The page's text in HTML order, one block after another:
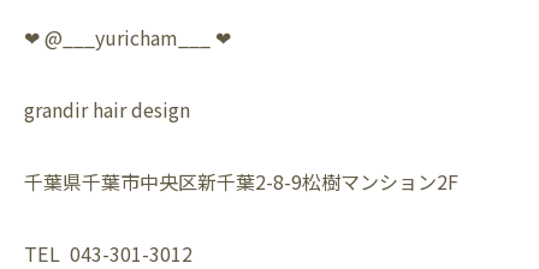
❤︎ @___yuricham___ ❤︎
grandir hair design
千葉県千葉市中央区新千葉2-8-9松樹マンション2F
TEL 043-301-3012